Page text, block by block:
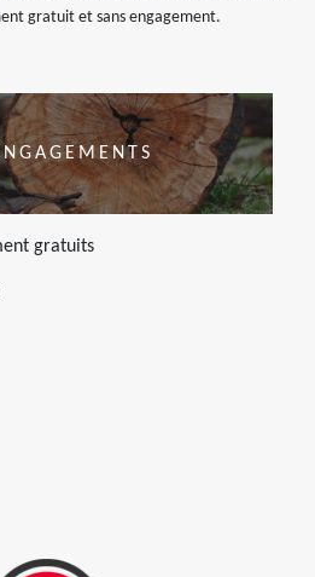
gratuit et sans engagement.
gratuits